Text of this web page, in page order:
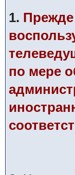
1. Прежде
по мере